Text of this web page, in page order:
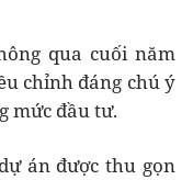
qua cuối năm
chỉnh đáng chú ý
mức đầu tư.
án được thu gọn